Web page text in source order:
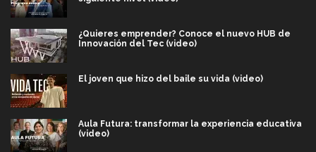
¿Quieres emprender? Conoce el nuevo HUB de
Innovación del Tec (video)
El joven que hizo del baile su vida (video)
Aula Futura: transformar la experiencia educativa
(video)